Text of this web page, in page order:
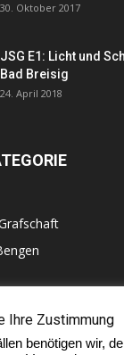
30. Oktober 2017
JSG E1: Licht und
Bad Breisig
24. April 2018
Ihre Zustimmung
benötigen wir,